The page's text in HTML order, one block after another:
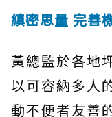
縝密思量 完善
黃總監於各地
以可容納多人
動不便者友善